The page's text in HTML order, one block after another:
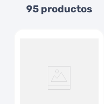
95 productos